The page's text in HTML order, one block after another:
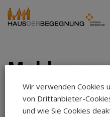
Meldungen
Bildung St.
Wir verwenden Cookies
von Drittanbieter-
und wie Sie Cookies